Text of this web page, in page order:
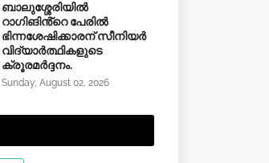
ബാലുശ്ശേരിയിൽ
റാഗിങിൻ്റെ പേരിൽ
ഭിന്നശേഷിക്കാരന് സീനിയർ
വിദ്യാർത്ഥികളുടെ
ക്രൂരമര്‍ദ്ദനം.
Sunday, August 02, 2026